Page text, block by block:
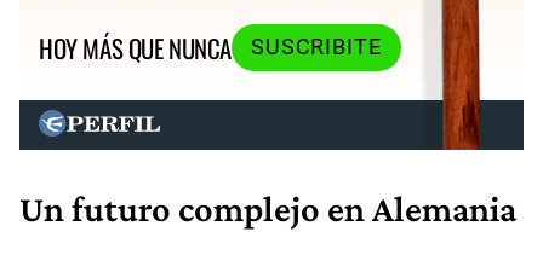
HOY MÁS QUE NUNCA
SUSCRIBITE
Un futuro complejo en Alemania